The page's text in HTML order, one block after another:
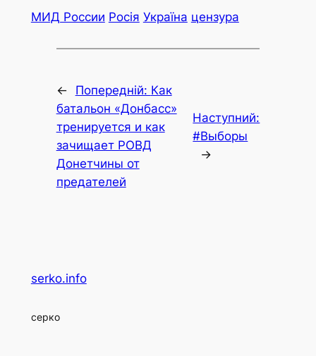
МИД России Росія Україна цензура
← Попередній: Как
батальон «Донбасс»
тренируется и как
зачищает РОВД
Донетчины от
предателей
Наступний:
#Выборы
→
serko.info
серко